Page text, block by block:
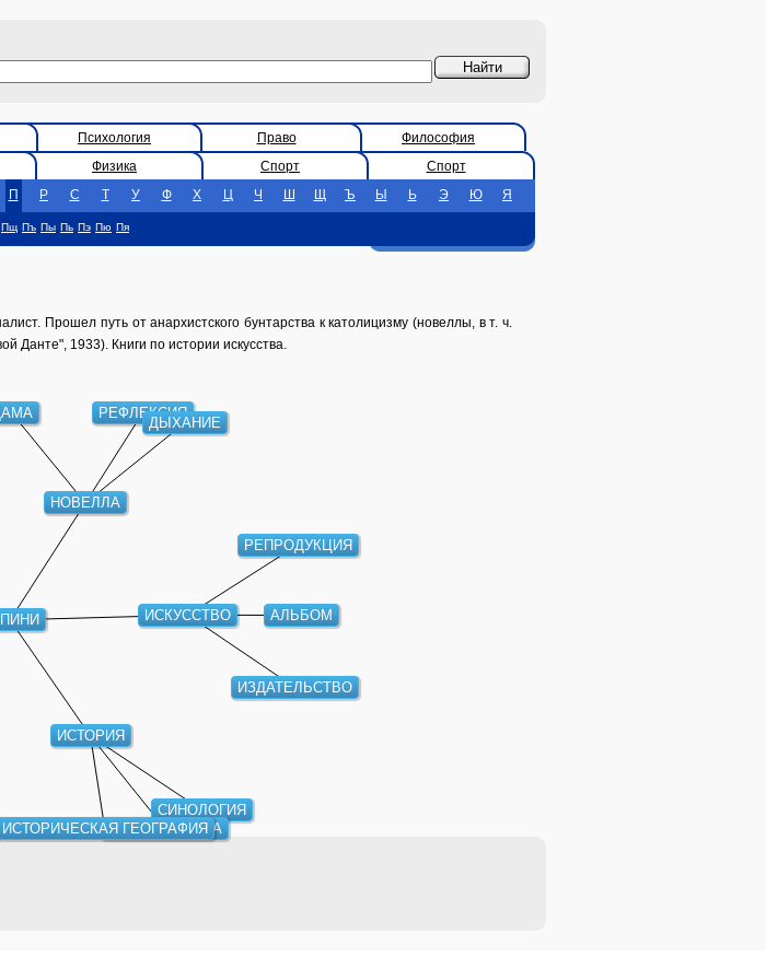
Психология Право
Философия
Физика Спорт
Спорт
П Р С Т У Ф Х Ц Ч Ш Щ Ъ Ы Ь Э Ю Я
Пщ Пъ Пы Пь Пэ Пю Пя
Прошел путь от анархистского бунтарства к католицизму (новеллы, в т. ч.
Данте", 1933). Книги по истории искусства.
НОВЕЛЛА
ИСКУССТВО
ИСТОРИЯ
РЕФЛЕКСИЯ
ДЫХАНИЕ
РЕПРОДУКЦИЯ
АЛЬБОМ
ИЗДАТЕЛЬСТВО
СИНОЛОГИЯ
БАЛКАНИСТИКА
ИСТОРИЧЕСКАЯ ГЕОГРАФИЯ